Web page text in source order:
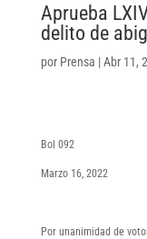
Aprueba
delito de
por Prensa |Abr 11,
Bol 092
Marzo 16, 2022
Por unanimidad de